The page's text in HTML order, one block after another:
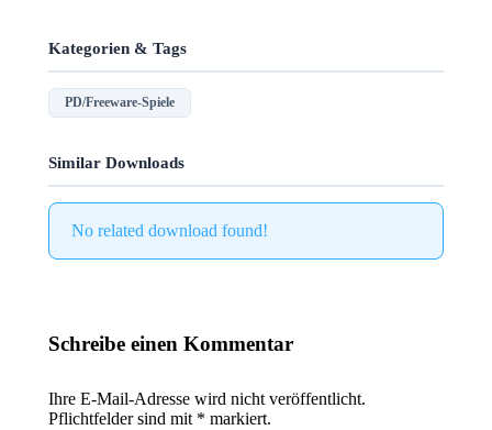
Kategorien & Tags
PD/Freeware-Spiele
Similar Downloads
No related download found!
Schreibe einen Kommentar
Ihre E-Mail-Adresse wird nicht veröffentlicht.
Pflichtfelder sind mit * markiert.